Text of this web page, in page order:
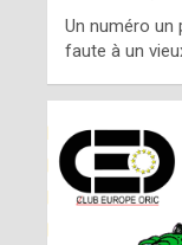
Un numéro un
faute à un